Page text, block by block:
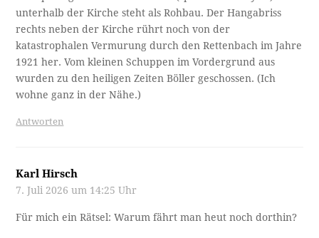
unterhalb der Kirche steht als Rohbau. Der Hangabriss
rechts neben der Kirche rührt noch von der
katastrophalen Vermurung durch den Rettenbach im Jahre
1921 her. Vom kleinen Schuppen im Vordergrund aus
wurden zu den heiligen Zeiten Böller geschossen. (Ich
wohne ganz in der Nähe.)
Antworten
Karl Hirsch
7. Juli 2026 um 14:25 Uhr
Für mich ein Rätsel: Warum fährt man heut noch dorthin?